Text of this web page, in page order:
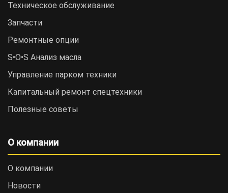
Техническое обслуживание
Запчасти
Ремонтные опции
S•O•S Анализ масла
Управление парком техники
Капитальный ремонт спецтехники
Полезные советы
О компании
О компании
Новости